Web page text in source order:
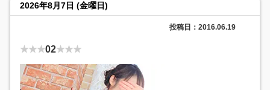
2026年8月7日 (金曜日)
★★★02★★★
投稿日：2016.06.19